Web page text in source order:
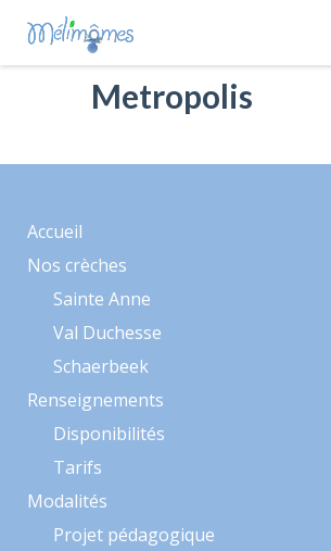
content
Metropolis
Accueil
Nos crèches
Sainte Anne
Val Duchesse
Schaerbeek
Renseignements
Disponibilités
Tarifs
Modalités
Projet pédagogique